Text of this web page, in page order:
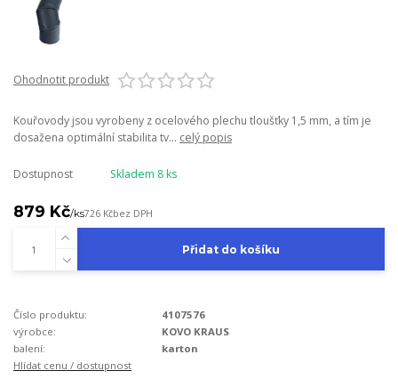
Ohodnotit produkt
Kouřovody jsou vyrobeny z ocelového plechu tloušťky 1,5 mm, a tím je
dosažena optimální stabilita tv... celý popis
Dostupnost Skladem 8 ks
879 Kč/ks726 Kčbez DPH
Přidat do košíku
Číslo produktu:
4107576
výrobce:
KOVO KRAUS
balení:
karton
Hlídat cenu / dostupnost